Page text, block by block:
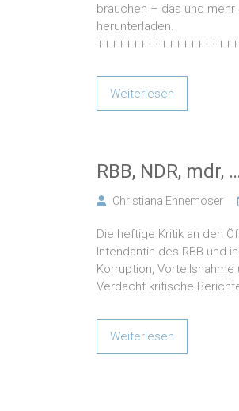
brauchen – das und mehr
herunterladen.
Weiterlesen
RBB, NDR,
Christiana Ennemoser
Die heftige Kritik an den
Intendantin des RBB und
Korruption,
Verdacht kritische
Weiterlesen